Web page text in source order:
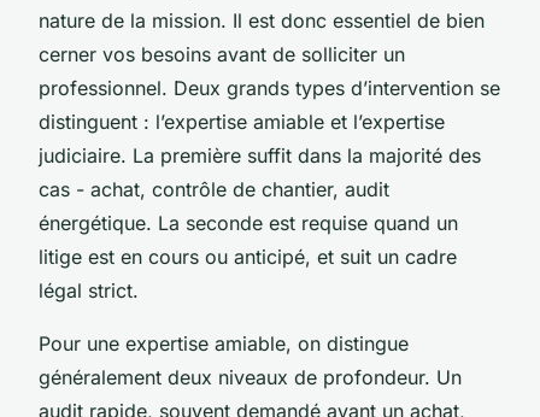
nature de la mission. Il est donc essentiel de bien
cerner vos besoins avant de solliciter un
professionnel. Deux grands types d’intervention se
distinguent : l’expertise amiable et l’expertise
judiciaire. La première suffit dans la majorité des
cas - achat, contrôle de chantier, audit
énergétique. La seconde est requise quand un
litige est en cours ou anticipé, et suit un cadre
légal strict.
Pour une expertise amiable, on distingue
généralement deux niveaux de profondeur. Un
audit rapide, souvent demandé avant un achat,